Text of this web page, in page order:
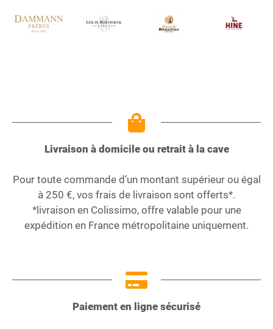
Livraison à domicile ou retrait à la cave
Pour toute commande d’un montant supérieur ou égal
à 250 €, vos frais de livraison sont offerts*.
*livraison en Colissimo, offre valable pour une
expédition en France métropolitaine uniquement.
Paiement en ligne sécurisé